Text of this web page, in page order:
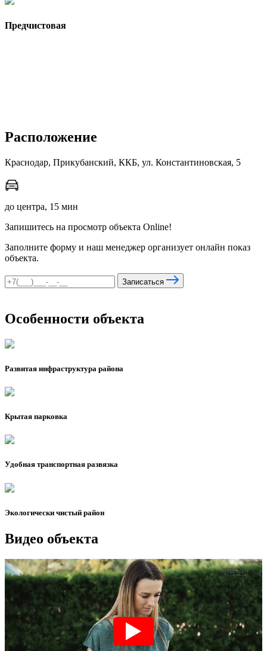
Предчистовая
Расположение
Краснодар, Прикубанский, ККБ, ул. Константиновская, 5
до центра, 15 мин
Запишитесь на просмотр объекта Online!
Заполните форму и наш менеджер организует онлайн показ
объекта.
Записаться
Особенности объекта
Развитая инфраструктура района
Крытая парковка
Удобная транспортная развязка
Экологически чистый район
Видео объекта